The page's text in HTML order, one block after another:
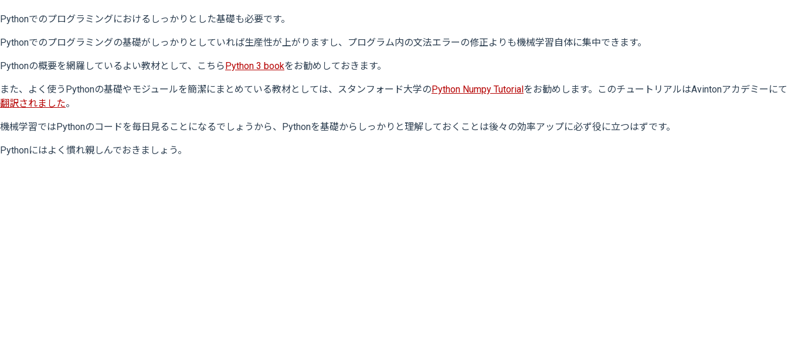
Pythonでのプログラミングにおけるしっかりとした基礎も必要です。
Pythonでのプログラミングの基礎がしっかりとしていれば生産性が上がりますし、プログラム内の文法エラーの修正よりも機械学習自体に集中できます。
Pythonの概要を網羅しているよい教材として、こちらPython 3 bookをお勧めしておきます。
また、よく使うPythonの基礎やモジュールを簡潔にまとめている教材としては、スタンフォード大学のPython Numpy Tutorialをお勧めします。このチュートリアルはAvintonアカデミーにて
翻訳されました。
機械学習ではPythonのコードを毎日見ることになるでしょうから、Pythonを基礎からしっかりと理解しておくことは後々の効率アップに必ず役に立つはずです。
Pythonにはよく慣れ親しんでおきましょう。